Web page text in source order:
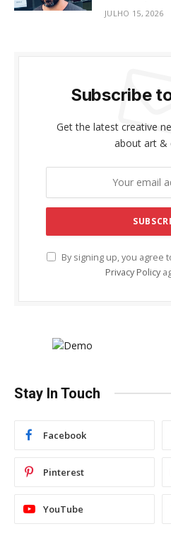
JULHO 15, 2026
Subscribe
Get the latest creative
about art &
By signing up, you agree
Privacy Policy
Stay In Touch
Facebook
Pinterest
YouTube